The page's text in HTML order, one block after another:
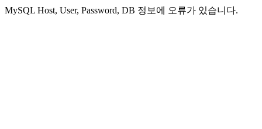
MySQL Host, User, Password, DB 정보에 오류가 있습니다.